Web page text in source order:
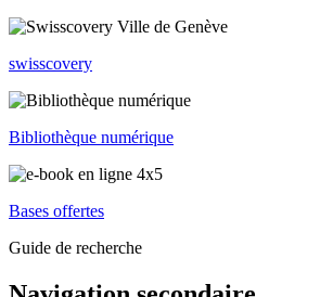
swisscovery
Bibliothèque numérique
Bases offertes
Guide de recherche